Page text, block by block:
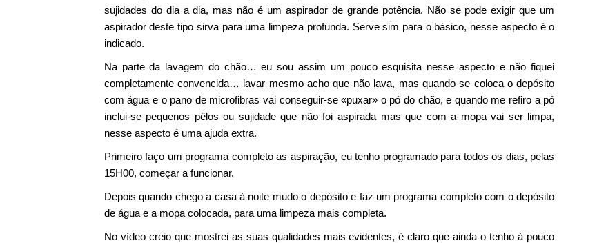
sujidades do dia a dia, mas não é um aspirador de grande potência. Não se pode exigir que um
aspirador deste tipo sirva para uma limpeza profunda. Serve sim para o básico, nesse aspecto é o
indicado.
Na parte da lavagem do chão… eu sou assim um pouco esquisita nesse aspecto e não fiquei
completamente convencida… lavar mesmo acho que não lava, mas quando se coloca o depósito
com água e o pano de microfibras vai conseguir-se «puxar» o pó do chão, e quando me refiro a pó
inclui-se pequenos pêlos ou sujidade que não foi aspirada mas que com a mopa vai ser limpa,
nesse aspecto é uma ajuda extra.
Primeiro faço um programa completo as aspiração, eu tenho programado para todos os dias, pelas
15H00, começar a funcionar.
Depois quando chego a casa à noite mudo o depósito e faz um programa completo com o depósito
de água e a mopa colocada, para uma limpeza mais completa.
No vídeo creio que mostrei as suas qualidades mais evidentes, é claro que ainda o tenho à pouco